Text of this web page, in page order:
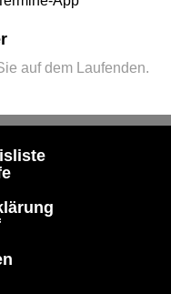
auf dem Laufenden.